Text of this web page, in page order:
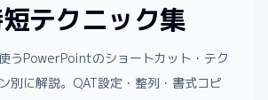
テクニック集
うPowerPointのショートカット・テク
別に解説。QAT設定・整列・書式コピ